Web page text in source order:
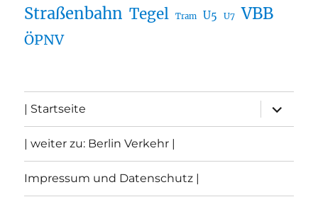
Straßenbahn Tegel Tram U5 U7 VBB
ÖPNV
| Startseite
öffnen
| weiter zu: Berlin Verkehr |
Impressum und Datenschutz |